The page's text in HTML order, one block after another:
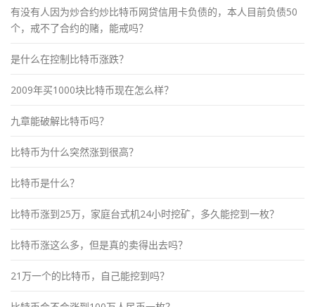
有没有人因为炒合约炒比特币网贷信用卡负债的，本人目前负债50
个，戒不了合约的赌，能戒吗？
是什么在控制比特币涨跌？
2009年买1000块比特币现在怎么样？
九章能破解比特币吗？
比特币为什么突然涨到很高？
比特币是什么？
比特币涨到25万，家庭台式机24小时挖矿，多久能挖到一枚？
比特币涨这么多，但是真的卖得出去吗？
21万一个的比特币，自己能挖到吗？